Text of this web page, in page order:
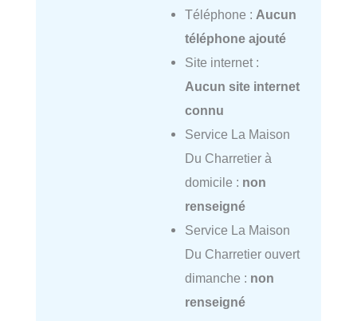
Téléphone : Aucun
téléphone ajouté
Site internet :
Aucun site internet
connu
Service La Maison
Du Charretier à
domicile : non
renseigné
Service La Maison
Du Charretier ouvert
dimanche : non
renseigné